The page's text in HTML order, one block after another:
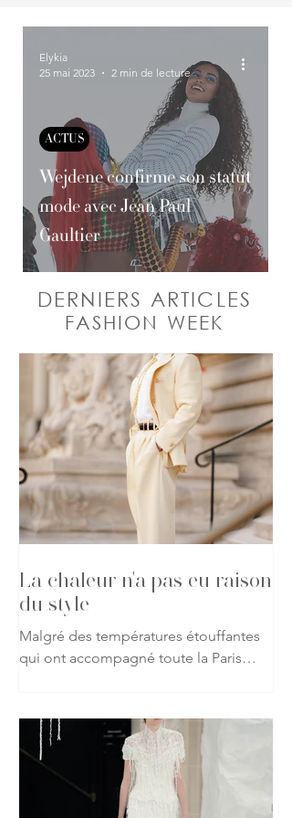
Wejdene confirme son statut
mode avec Jean Paul
Gaultier
ACTUS
Elykia
25 mai 2023
2 min de lecture
DERNIERS ARTICLES
FASHION WEEK
La chaleur n'a pas eu raison
du style
Malgré des températures étouffantes
qui ont accompagné toute la Paris
ont répondu présent, affichant leur
attachement à la création jusque dans
les rues de la capitale. Vestes, robes
spectaculaires, matières précieuses ou
silhouettes affirmées : rien n'a semblé